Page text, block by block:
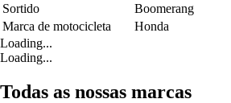
Sortido
Boomerang
Marca de motocicleta
Honda
Loading...
Loading...
Todas as nossas marcas